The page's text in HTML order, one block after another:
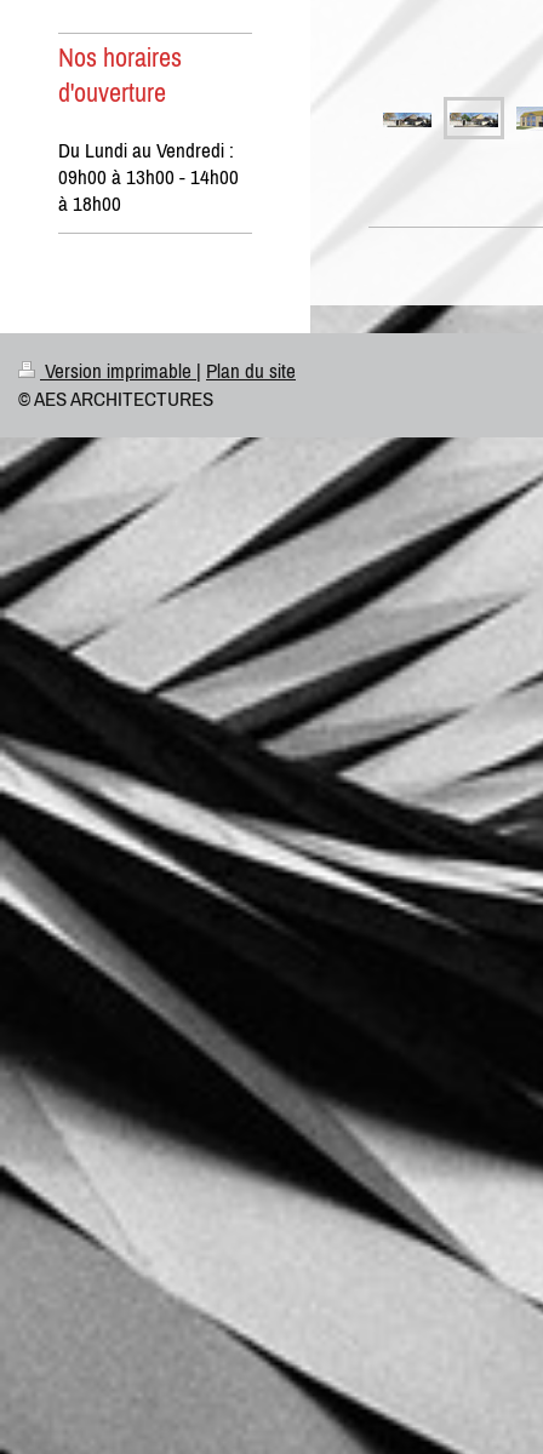
Nos horaires
d'ouverture
Du Lundi au Vendredi :
09h00 à 13h00 - 14h00
à 18h00
Version imprimable | Plan du site
© AES ARCHITECTURES